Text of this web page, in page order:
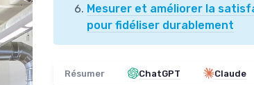
Mesurer et améliorer la
pour fidéliser durablement
Résumer ChatGPT Claude